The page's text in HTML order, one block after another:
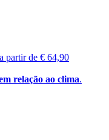
a partir de € 64,90
relação ao clima.